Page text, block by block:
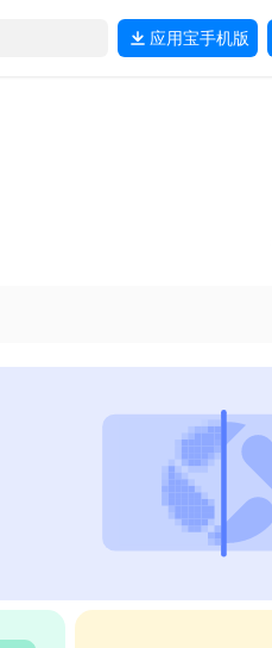
应用宝手机版